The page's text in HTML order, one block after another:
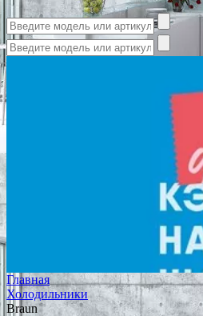
Главная
Холодильники
Braun